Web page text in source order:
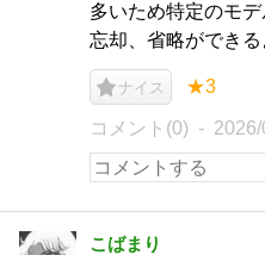
多いため特定のモ
忘却、省略ができる
ナイス ★3
コメント(0)
こばまり